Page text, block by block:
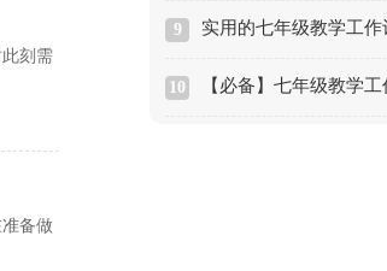
刻需
备做
9 实用的七年级教学工作
10 【必备】七年级教学